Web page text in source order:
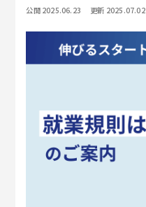
公開 2025.06.23 更新 2025.07.02